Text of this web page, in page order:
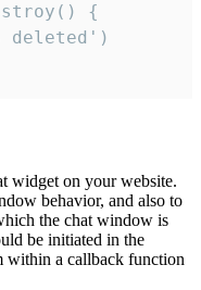
{
deleted')
widget on your website.
behavior, and also to
the chat window is
be initiated in the
within a callback function